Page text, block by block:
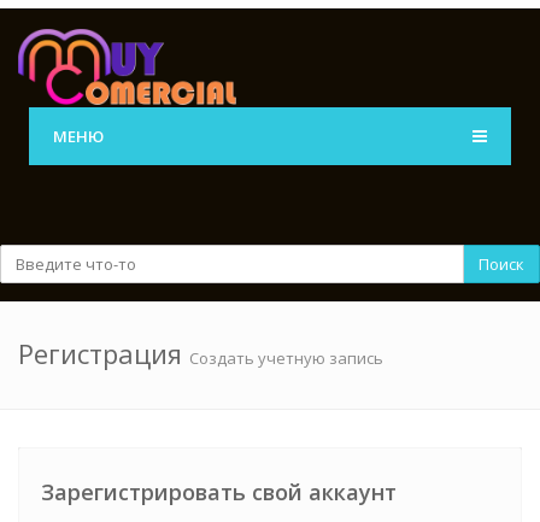
МЕНЮ
Поиск
Регистрация Создать учетную запись
Зарегистрировать свой аккаунт